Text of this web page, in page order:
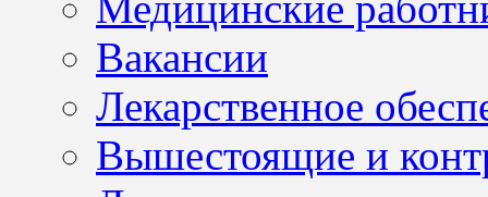
Вакансии
Лекарственное
Вышестоящие и